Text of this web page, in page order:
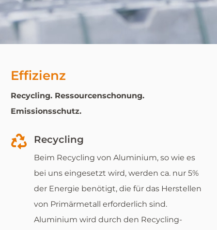
Effizienz
Recycling. Ressourcenschonung.
Emissionsschutz.
 Recycling
Beim Recycling von Aluminium, so wie es
bei uns eingesetzt wird, werden ca. nur 5%
der Energie benötigt, die für das Herstellen
von Primärmetall erforderlich sind.
Aluminium wird durch den Recycling-